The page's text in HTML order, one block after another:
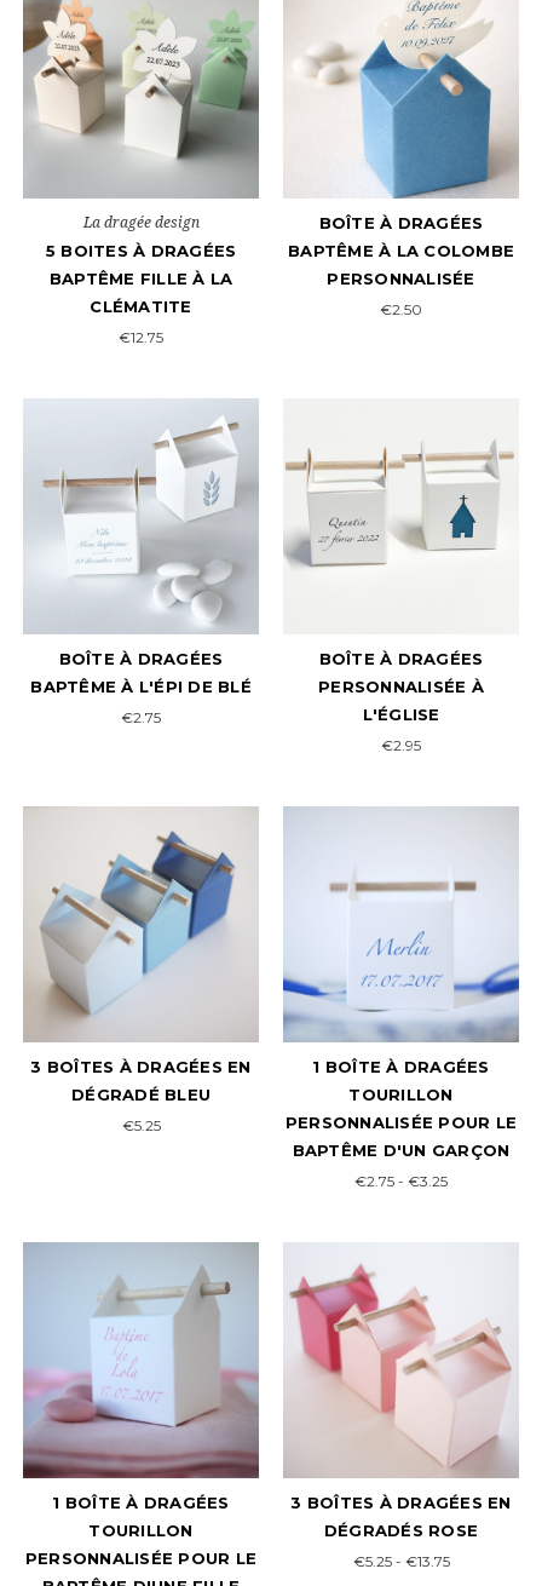
La dragée design
5 BOITES À DRAGÉES
BAPTÊME FILLE À LA
CLÉMATITE
€12.75
BOÎTE À DRAGÉES
BAPTÊME À LA COLOMBE
PERSONNALISÉE
€2.50
BOÎTE À DRAGÉES
BAPTÊME À L'ÉPI DE BLÉ
€2.75
BOÎTE À DRAGÉES
PERSONNALISÉE À
L'ÉGLISE
€2.95
3 BOÎTES À DRAGÉES EN
DÉGRADÉ BLEU
€5.25
1 BOÎTE À DRAGÉES
TOURILLON
PERSONNALISÉE POUR LE
BAPTÊME D'UN GARÇON
€2.75 - €3.25
1 BOÎTE À DRAGÉES
TOURILLON
PERSONNALISÉE POUR LE
3 BOÎTES À DRAGÉES EN
DÉGRADÉS ROSE
€5.25 - €13.75